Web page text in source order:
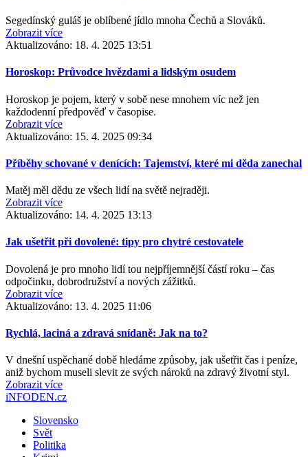
Segedínský guláš je oblíbené jídlo mnoha Čechů a Slováků.
Zobrazit více
Aktualizováno: 18. 4. 2025 13:51
Horoskop: Průvodce hvězdami a lidským osudem
Horoskop je pojem, který v sobě nese mnohem víc než jen
každodenní předpověď v časopise.
Zobrazit více
Aktualizováno: 15. 4. 2025 09:34
Příběhy schované v denících: Tajemství, které mi děda zanechal
Matěj měl dědu ze všech lidí na světě nejraději.
Zobrazit více
Aktualizováno: 14. 4. 2025 13:13
Jak ušetřit při dovolené: tipy pro chytré cestovatele
Dovolená je pro mnoho lidí tou nejpříjemnější částí roku – čas
odpočinku, dobrodružství a nových zážitků.
Zobrazit více
Aktualizováno: 13. 4. 2025 11:06
Rychlá, laciná a zdravá snídaně: Jak na to?
V dnešní uspěchané době hledáme způsoby, jak ušetřit čas i peníze,
aniž bychom museli slevit ze svých nároků na zdravý životní styl.
Zobrazit více
iNFODEN.cz
Slovensko
Svět
Politika